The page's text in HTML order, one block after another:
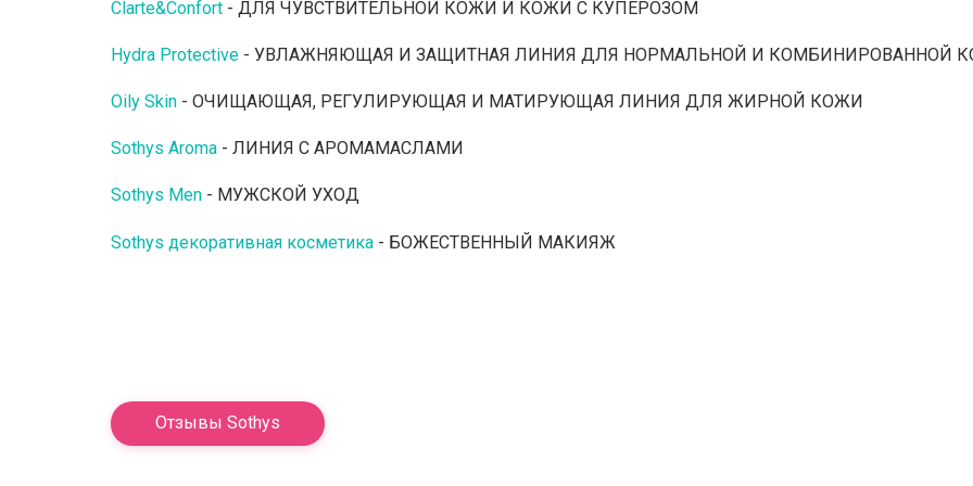
Clarte&Confort - ДЛЯ ЧУВСТВИТЕЛЬНОЙ КОЖИ И КОЖИ С КУПЕРОЗОМ
Hydra Protective - УВЛАЖНЯЮЩАЯ И ЗАЩИТНАЯ ЛИНИЯ ДЛЯ НОРМАЛЬНОЙ И КОМБИНИРОВАННОЙ
Oily Skin - ОЧИЩАЮЩАЯ, РЕГУЛИРУЮЩАЯ И МАТИРУЮЩАЯ ЛИНИЯ ДЛЯ ЖИРНОЙ КОЖИ
Sothys Aroma - ЛИНИЯ С АРОМАМАСЛАМИ
Sothys Men - МУЖСКОЙ УХОД
Sothys декоративная косметика - БОЖЕСТВЕННЫЙ МАКИЯЖ
Отзывы Sothys